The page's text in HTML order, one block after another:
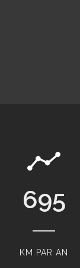
818
KM PAR AN